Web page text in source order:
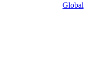
Global